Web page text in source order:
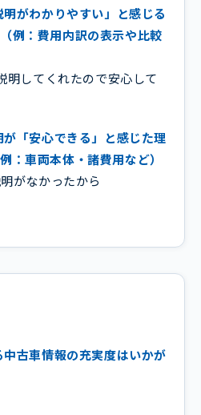
がわかりやすい」と感じる
例：費用内訳の表示や比較
明してくれたので安心して
「安心できる」と感じた理
：車両本体・諸費用など）
がなかったから
古車情報の充実度はいかが